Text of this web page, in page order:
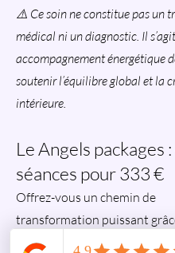
⚠️ Ce soin ne constitue pas un
médical ni un diagnostic. Il
accompagnement énergétique
soutenir l’équilibre global et la
intérieure.
Le Angels packages
séances pour 333 €
Offrez-vous un chemin de
transformation puissant
Package :